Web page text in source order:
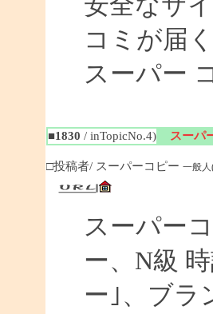
コミが届
スーパー
■1830 / inTopicNo.4) スーパ
□投稿者/ スーパーコピー 一般人
スーパー
ー、N級
ー｣、ブラ